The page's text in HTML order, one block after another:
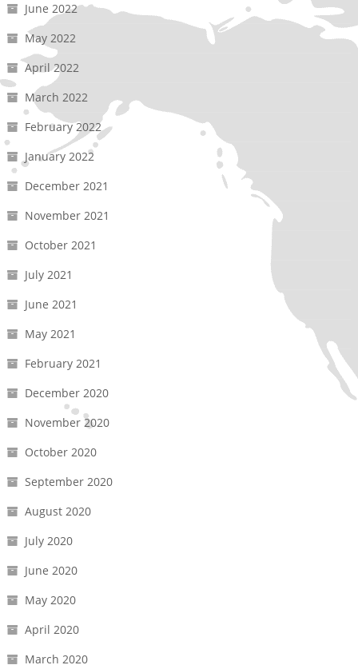
June 2022
May 2022
April 2022
March 2022
February 2022
January 2022
December 2021
November 2021
October 2021
July 2021
June 2021
May 2021
February 2021
December 2020
November 2020
October 2020
September 2020
August 2020
July 2020
June 2020
May 2020
April 2020
March 2020